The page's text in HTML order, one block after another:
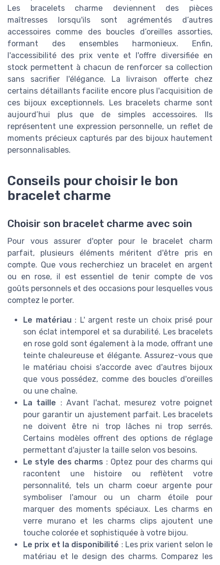
Les bracelets charme deviennent des pièces
maîtresses lorsqu'ils sont agrémentés d’autres
accessoires comme des boucles d’oreilles assorties,
formant des ensembles harmonieux. Enfin,
l'accessibilité des prix vente et l'offre diversifiée en
stock permettent à chacun de renforcer sa collection
sans sacrifier l'élégance. La livraison offerte chez
certains détaillants facilite encore plus l'acquisition de
ces bijoux exceptionnels. Les bracelets charme sont
aujourd’hui plus que de simples accessoires. Ils
représentent une expression personnelle, un reflet de
moments précieux capturés par des bijoux hautement
personnalisables.
Conseils pour choisir le bon
bracelet charme
Choisir son bracelet charme avec soin
Pour vous assurer d'opter pour le bracelet charm
parfait, plusieurs éléments méritent d'être pris en
compte. Que vous recherchiez un bracelet en argent
ou en rose, il est essentiel de tenir compte de vos
goûts personnels et des occasions pour lesquelles vous
comptez le porter.
Le matériau : L' argent reste un choix prisé pour
son éclat intemporel et sa durabilité. Les bracelets
en rose gold sont également à la mode, offrant une
teinte chaleureuse et élégante. Assurez-vous que
le matériau choisi s'accorde avec d'autres bijoux
que vous possédez, comme des boucles d'oreilles
ou une chaîne.
La taille : Avant l'achat, mesurez votre poignet
pour garantir un ajustement parfait. Les bracelets
ne doivent être ni trop lâches ni trop serrés.
Certains modèles offrent des options de réglage
permettant d'ajuster la taille selon vos besoins.
Le style des charms : Optez pour des charms qui
racontent une histoire ou reflètent votre
personnalité, tels un charm coeur argente pour
symboliser l'amour ou un charm étoile pour
marquer des moments spéciaux. Les charms en
verre murano et les charms clips ajoutent une
touche colorée et sophistiquée à votre bijou.
Le prix et la disponibilité : Les prix varient selon le
matériau et le design des charms. Comparez les